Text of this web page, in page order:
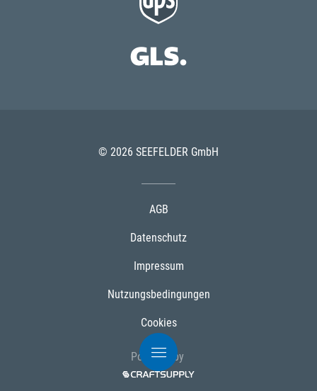
© 2026 SEEFELDER GmbH
AGB
Datenschutz
Impressum
Nutzungsbedingungen
Cookies
Powered by